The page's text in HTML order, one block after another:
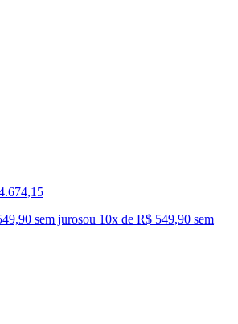
,15
sem jurosou 10x de R$ 549,90 sem